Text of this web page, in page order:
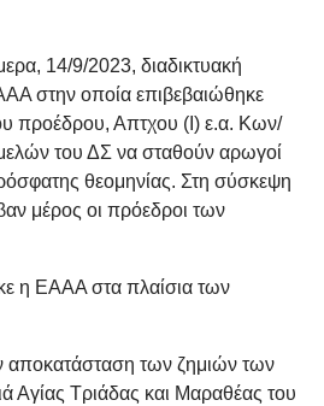
14/9/2023, διαδικτυακή
στην οποία επιβεβαιώθηκε
προέδρου, Απτχου (Ι) ε.α. Κων/
του ΔΣ να σταθούν αρωγοί
θεομηνίας. Στη σύσκεψη
μέρος οι πρόεδροι των
η ΕΑΑΑ στα πλαίσια των
αποκατάσταση των ζημιών των
Αγίας Τριάδας και Μαραθέας του